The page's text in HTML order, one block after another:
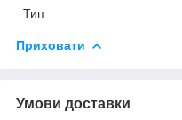
Тип
Приховати
Умови доставки